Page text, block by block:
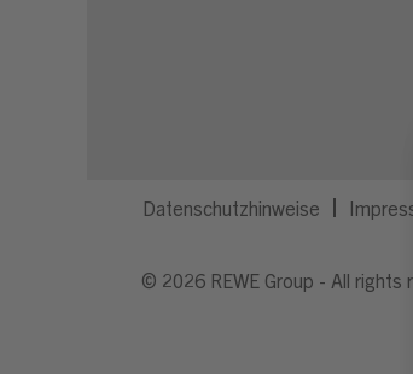
Datenschutzhinweise
© 2026 REWE Group - All rights